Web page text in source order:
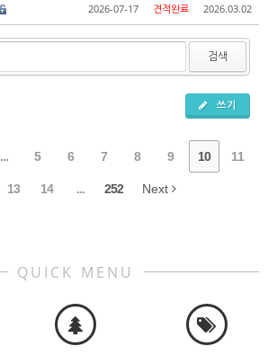
2026-07-17 견적완료 2026.03.02
검색
쓰기
... 5 6 7 8 9 10 11
13 14 ... 252 Next
QUICK MENU